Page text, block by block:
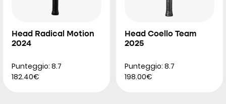
Head Radical Motion
2024
Punteggio: 8.7
182.40€
Head Coello Team
2025
Punteggio: 8.7
198.00€